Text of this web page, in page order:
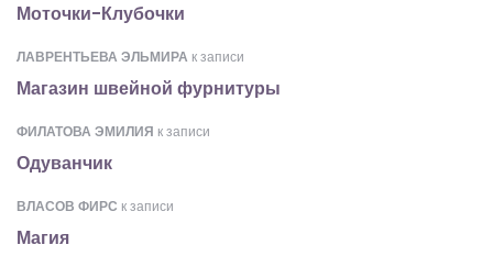
Моточки-Клубочки
ЛАВРЕНТЬЕВА ЭЛЬМИРА к записи
Магазин швейной фурнитуры
ФИЛАТОВА ЭМИЛИЯ к записи
Одуванчик
ВЛАСОВ ФИРС к записи
Магия